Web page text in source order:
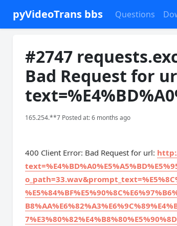
pyVideoTrans bbs Questions
#2747
Bad Request for
165.254.**7 Posted at: 6 months ago
400 Client Error: Bad Request for url: